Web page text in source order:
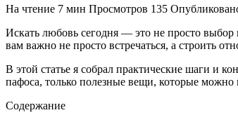
На чтение 7 мин Просмотров 135
Искать любовь сегодня — это не просто
вам важно не просто встречаться, а строить
В этой статье я собрал практические шаги и
пафоса, только полезные вещи, которые можно
Содержание